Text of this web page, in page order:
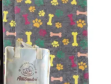
Y BEBEDEROS
TRANSPORTADORAS
CAMAS